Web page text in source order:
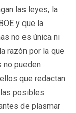
las leyes, la
y que la
no es única ni
razón por la que
pueden
que redactan
posibles
de plasmar